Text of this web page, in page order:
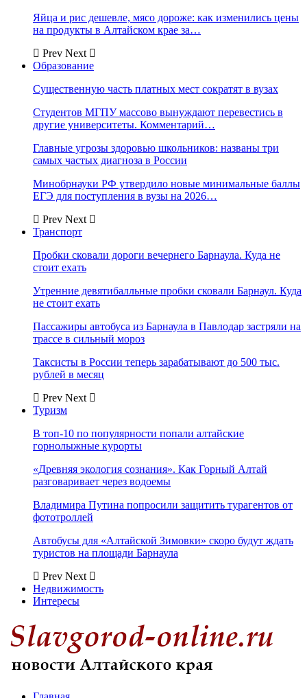
Яйца и рис дешевле, мясо дороже: как изменились цены
на продукты в Алтайском крае за…
Prev Next
Образование
Существенную часть платных мест сократят в вузах
Студентов МГПУ массово вынуждают перевестись в
другие университеты. Комментарий…
Главные угрозы здоровью школьников: названы три
самых частых диагноза в России
Минобрнауки РФ утвердило новые минимальные баллы
ЕГЭ для поступления в вузы на 2026…
Prev Next
Транспорт
Пробки сковали дороги вечернего Барнаула. Куда не
стоит ехать
Утренние девятибалльные пробки сковали Барнаул. Куда
не стоит ехать
Пассажиры автобуса из Барнаула в Павлодар застряли на
трассе в сильный мороз
Таксисты в России теперь зарабатывают до 500 тыс.
рублей в месяц
Prev Next
Туризм
В топ-10 по популярности попали алтайские
горнолыжные курорты
«Древняя экология сознания». Как Горный Алтай
разговаривает через водоемы
Владимира Путина попросили защитить турагентов от
фототроллей
Автобусы для «Алтайской Зимовки» скоро будут ждать
туристов на площади Барнаула
Prev Next
Недвижимость
Интересы